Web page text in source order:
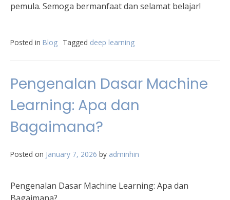
pemula. Semoga bermanfaat dan selamat belajar!
Posted in Blog Tagged deep learning
Pengenalan Dasar Machine
Learning: Apa dan
Bagaimana?
Posted on January 7, 2026 by adminhin
Pengenalan Dasar Machine Learning: Apa dan